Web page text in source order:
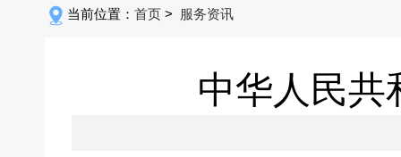
当前位置： 首页 > 服务资讯
中华人民共